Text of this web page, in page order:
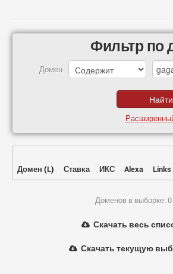
Фильтр по
Домен
Домен (L) Ставка ИКС Alexa Links
Доменов в выборке: 0
Скачать весь
Скачать текущую